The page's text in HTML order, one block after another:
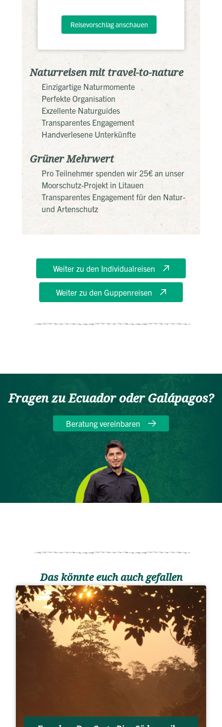
Naturreisen mit travel-to-nature
Einzigartige Naturmomente
Perfekte Organisation
Exzellente Naturguides
Transparentes Engagement
Handverlesene Unterkünfte
Grüner Mehrwert
Pro Teilnehmer spenden wir 25€ an unser
Moorschutz-Projekt in Litauen
Transparentes Engagement für den Natur-
und Artenschutz
Reisevorschlag anschauen
Weiter zu den Individualreisen
Weiter zu den Guppenreisen
Fragen zu Ecuador oder Galápagos?
Beratung vereinbaren
Das könnte euch auch gefallen